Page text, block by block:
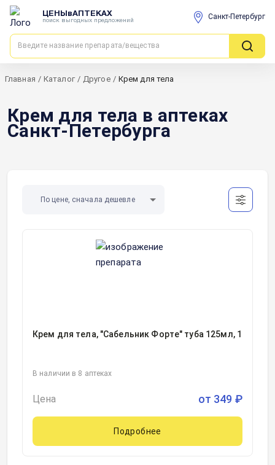
ЦЕНЫвАПТЕКАХ
поиск выгодных предложений Санкт-Петербург
Главная / Каталог / Другое / Крем для тела
Крем для тела в аптеках
Санкт-Петербурга
По цене, сначала дешевле
Крем для тела, "Сабельник Форте" туба 125мл, 1
В наличии в 8 аптеках
Цена от 349 ₽
Подробнее